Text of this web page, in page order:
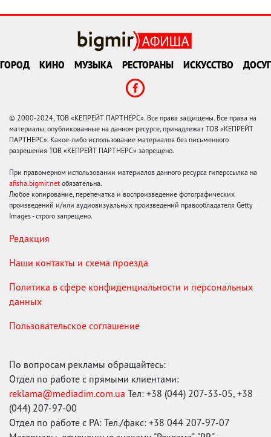
ГОРОД КИНО МУЗЫКА РЕСТОРАНЫ ИСКУССТВО ДОСУГ
© 2000-2024, ТОВ «КЕПРЕЙТ ПАРТНЕРС». Все права защищены. Все права на
материалы, опубликованные на данном ресурсе, принадлежат ТОВ «КЕПРЕЙТ
ПАРТНЕРС». Какое-либо использование материалов без письменного
разрешения ТОВ «КЕПРЕЙТ ПАРТНЕРС» запрещено.
При правомерном использовании материалов данного ресурса гиперссылка на
afisha.bigmir.net обязательна.
Любое копирование, перепечатка и воспроизведение фотографических
произведений и/или аудиовизуальных произведений правообладателя Getty
Images - строго запрещено.
Редакция
Наши контакты и схема проезда
Политика в сфере конфиденциальности и персональных
данных
Пользовательское соглашение
По вопросам рекламы обращайтесь:
Отдел по работе с прямыми клиентами:
reklama@mediadim.com.ua Тел: +38 (044) 207-33-05, +38
(044) 207-97-00
Отдел по работе с РА: Тел./факс: +38 044 207-97-07